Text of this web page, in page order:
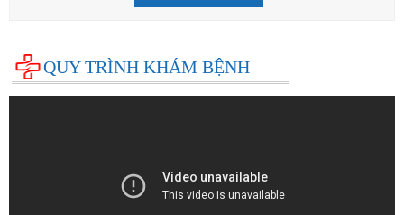
QUY TRÌNH KHÁM BỆNH